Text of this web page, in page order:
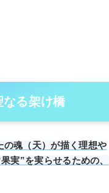
る架け橋
の魂（天）が描く理想や
実”を実らせるための、